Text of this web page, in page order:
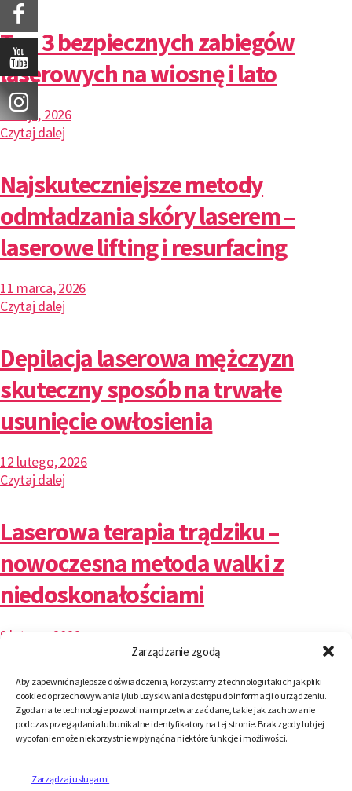
Zarządzanie zgodą
Aby zapewnić najlepsze doświadczenia, korzystamy z technologii takich jak pliki
cookie do przechowywania i/lub uzyskiwania dostępu do informacji o urządzeniu.
Zgoda na te technologie pozwoli nam przetwarzać dane, takie jak zachowanie
podczas przeglądania lub unikalne identyfikatory na tej stronie. Brak zgody lub jej
wycofanie może niekorzystnie wpłynąć na niektóre funkcje i możliwości.
Zarządzaj usługami
Top 3 bezpiecznych zabiegów
laserowych na wiosnę i lato
7 maja, 2026
Czytaj dalej
Najskuteczniejsze metody
odmładzania skóry laserem –
laserowe lifting i resurfacing
11 marca, 2026
Czytaj dalej
Depilacja laserowa mężczyzn
skuteczny sposób na trwałe
usunięcie owłosienia
12 lutego, 2026
Czytaj dalej
Laserowa terapia trądziku –
nowoczesna metoda walki z
niedoskonałościami
9 lutego, 2026
Fotona 4D innowacyjny zabieg
działający na wielu głębokościach
skóry